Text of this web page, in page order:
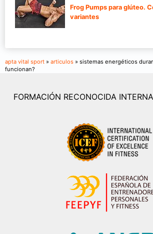
Frog Pumps para glúteo.
variantes
apta vital sport » articulos » sistemas energéticos
funcionan?
FORMACIÓN RECONOCIDA